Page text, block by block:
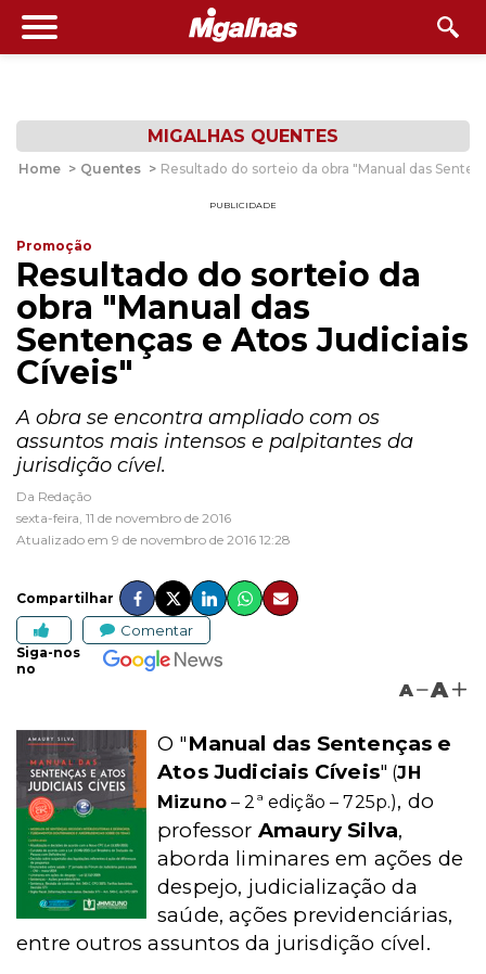
MIGALHAS QUENTES
Home > Quentes > Resultado do sorteio da obra "Manual das
PUBLICIDADE
Promoção
Resultado do sorteio da
obra "Manual das
Sentenças e Atos Judiciais
Cíveis"
A obra se encontra ampliado com os
assuntos mais intensos e palpitantes da
jurisdição cível.
Da Redação
sexta-feira, 11 de novembro de 2016
Atualizado em 9 de novembro de 2016 12:28
Compartilhar
Comentar
Siga-nos
no
A A
O "Manual das Sentenças e
Atos Judiciais Cíveis" (JH
Mizuno– 2ª edição – 725p.), do
professor Amaury Silva,
aborda liminares em ações de
despejo, judicialização da
saúde, ações previdenciárias,
entre outros assuntos da jurisdição cível.